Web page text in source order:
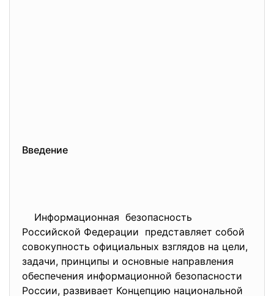
Введение
Информационная безопасность
Российской Федерации представляет собой
совокупность официальных взглядов на цели,
задачи, принципы и основные направления
обеспечения информационной безопасности
России, развивает Концепцию национальной